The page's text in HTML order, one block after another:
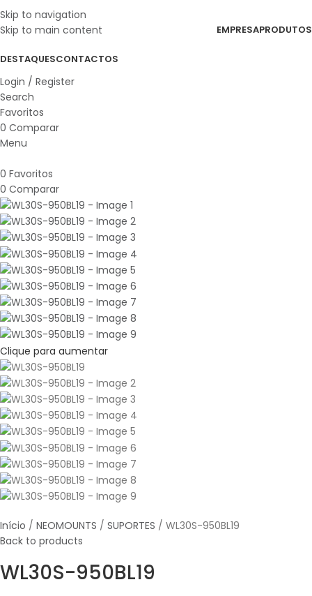
Skip to navigation
Skip to main content
EMPRESAPRODUTOS
DESTAQUESCONTACTOS
Login / Register
Search
Favoritos
0 Comparar
Menu
0 Favoritos
0 Comparar
Clique para aumentar
Início NEOMOUNTS SUPORTES
WL30S-950BL19
Back to products
WL30S-950BL19